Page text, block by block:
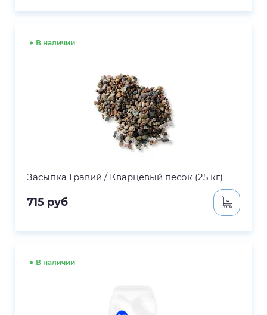
В наличии
Засыпка Гравий / Кварцевый песок (25 кг)
715 руб
В наличии